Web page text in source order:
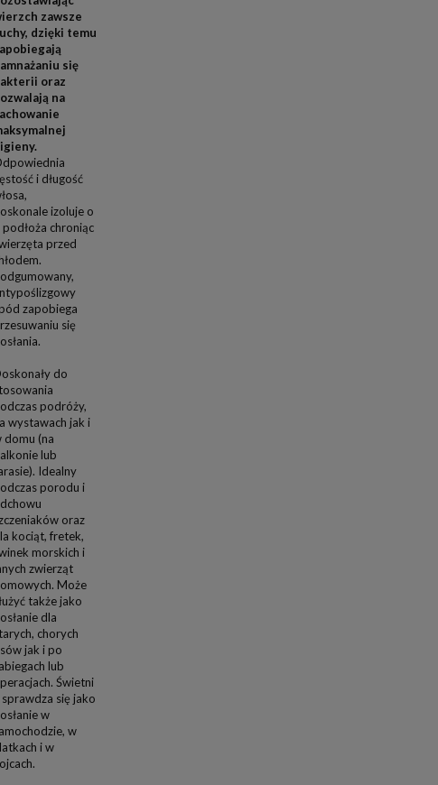
zawsze
dzięki temu
się
oraz
na
i długość
izoluje o
podłoża chroniąc
przed
zapobiega
się
do
podróży,
wystawach jak i
domu (na
lub
Idealny
porodu i
oraz
kociąt, fretek,
morskich i
zwierząt
Może
także jako
dla
chorych
jak i po
lub
Świetni
sprawdza się jako
w
w
i w